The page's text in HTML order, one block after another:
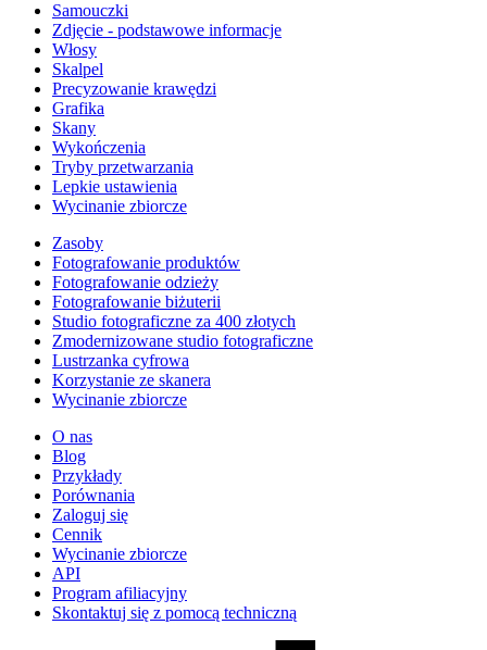
Samouczki
Zdjęcie - podstawowe informacje
Włosy
Skalpel
Precyzowanie krawędzi
Grafika
Skany
Wykończenia
Tryby przetwarzania
Lepkie ustawienia
Wycinanie zbiorcze
Zasoby
Fotografowanie produktów
Fotografowanie odzieży
Fotografowanie biżuterii
Studio fotograficzne za 400 złotych
Zmodernizowane studio fotograficzne
Lustrzanka cyfrowa
Korzystanie ze skanera
Wycinanie zbiorcze
O nas
Blog
Przykłady
Porównania
Zaloguj się
Cennik
Wycinanie zbiorcze
API
Program afiliacyjny
Skontaktuj się z pomocą techniczną